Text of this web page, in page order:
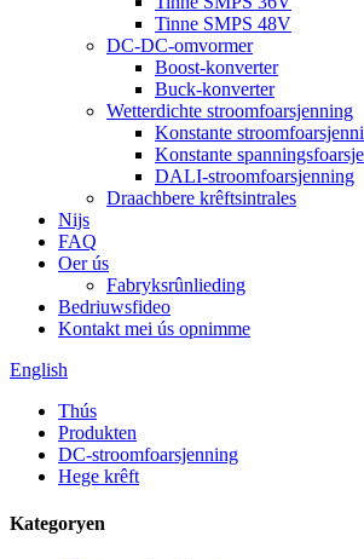
Tinne SMPS 48V
DC-DC-omvormer
Boost-konverter
Buck-konverter
Wetterdichte stroomfoarsjenning
Konstante
Konstante
DALI-stroomfoarsjenning
Draachbere krêftsintrales
Nijs
FAQ
Oer ús
Fabryksrûnlieding
Bedriuwsfideo
Kontakt mei ús opnimme
English
Thús
Produkten
DC-stroomfoarsjenning
Hege krêft
Kategoryen